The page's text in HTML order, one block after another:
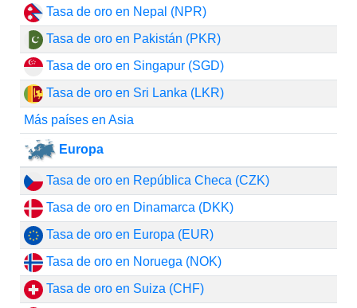
Tasa de oro en Nepal (NPR)
Tasa de oro en Pakistán (PKR)
Tasa de oro en Singapur (SGD)
Tasa de oro en Sri Lanka (LKR)
Más países en Asia
Europa
Tasa de oro en República Checa (CZK)
Tasa de oro en Dinamarca (DKK)
Tasa de oro en Europa (EUR)
Tasa de oro en Noruega (NOK)
Tasa de oro en Suiza (CHF)